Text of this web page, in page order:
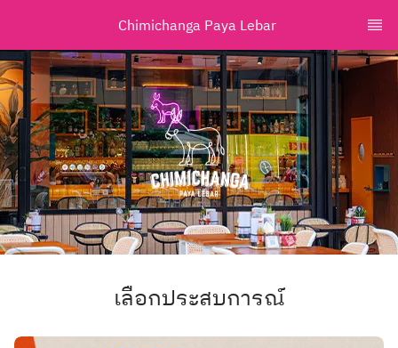
Chimichanga Paya Lebar
เลือกประสบการณ์